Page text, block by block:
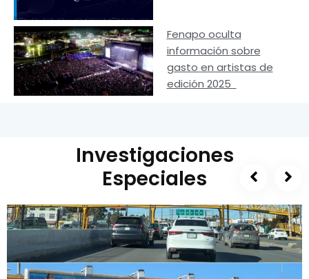
Fenapo oculta
información sobre
gasto en artistas de
edición 2025
Investigaciones
Especiales